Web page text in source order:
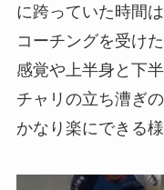
に跨っていた時間
コーチングを受け
感覚や上半身と下
チャリの立ち漕ぎ
かなり楽にできる